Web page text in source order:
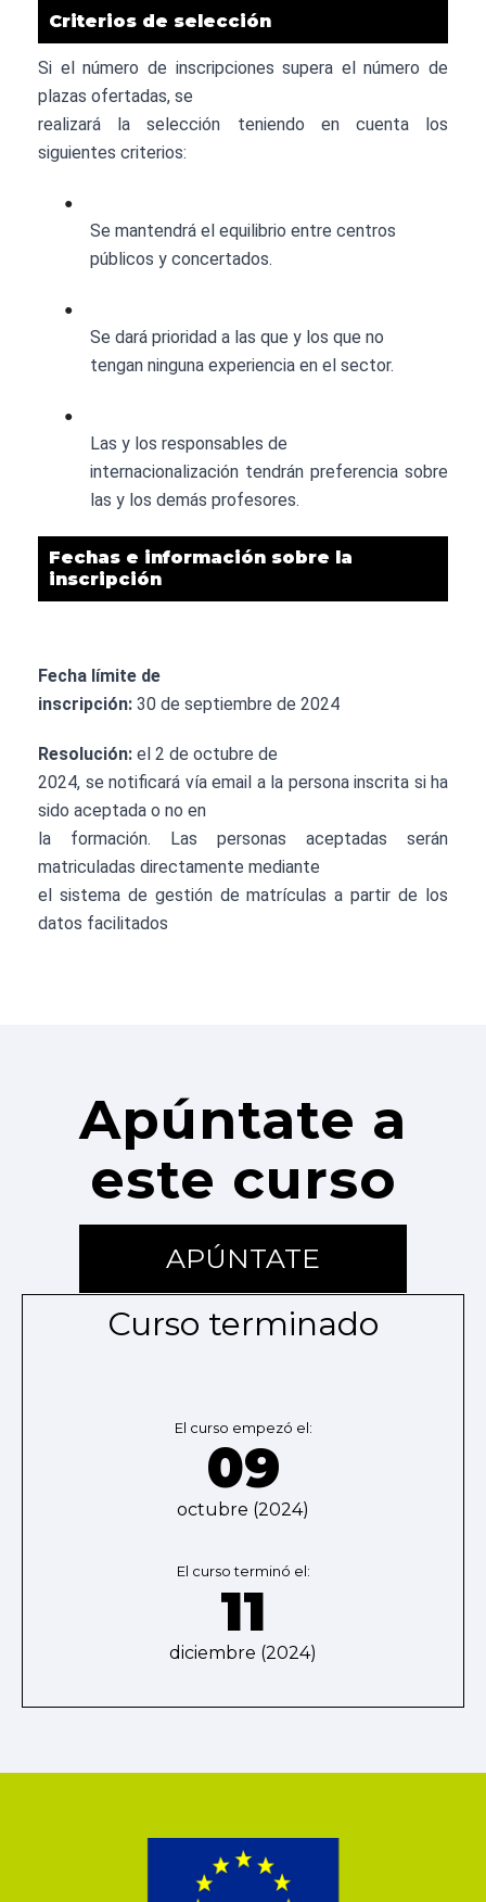
Criterios de selección
Si el número de inscripciones supera el número de
plazas ofertadas, se
realizará la selección teniendo en cuenta los
siguientes criterios:
●
Se mantendrá el equilibrio entre centros
públicos y concertados.
●
Se dará prioridad a las que y los que no
tengan ninguna experiencia en el sector.
●
Las y los responsables de
internacionalización tendrán preferencia sobre
las y los demás profesores.
Fechas e información sobre la
inscripción
Fecha límite de
inscripción: 30 de septiembre de 2024
Resolución: el 2 de octubre de
2024, se notificará vía email a la persona inscrita si ha
sido aceptada o no en
la formación. Las personas aceptadas serán
matriculadas directamente mediante
el sistema de gestión de matrículas a partir de los
datos facilitados
Apúntate a
este curso
APÚNTATE
Curso terminado
El curso empezó el:
09
octubre (2024)
El curso terminó el:
11
diciembre (2024)